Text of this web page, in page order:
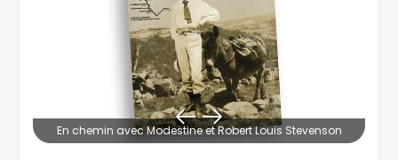
En chemin avec Modestine et Robert Louis Stevenson